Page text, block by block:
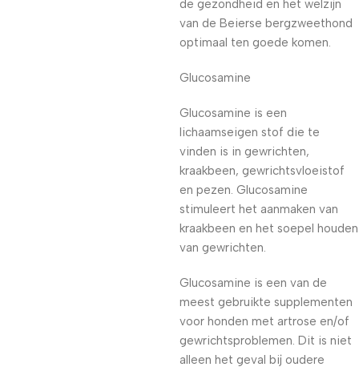
de gezondheid en het welzijn
van de Beierse bergzweethond
optimaal ten goede komen.
Glucosamine
Glucosamine is een
lichaamseigen stof die te
vinden is in gewrichten,
kraakbeen, gewrichtsvloeistof
en pezen. Glucosamine
stimuleert het aanmaken van
kraakbeen en het soepel houden
van gewrichten.
Glucosamine is een van de
meest gebruikte supplementen
voor honden met artrose en/of
gewrichtsproblemen. Dit is niet
alleen het geval bij oudere